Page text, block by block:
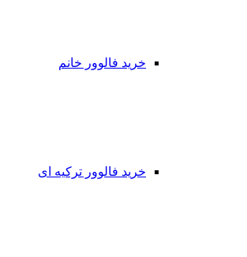
خرید فالوور خانم
خرید فالوور ترکیه ای